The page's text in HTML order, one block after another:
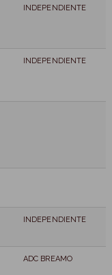
INDEPENDIENTE
INDEPENDIENTE
INDEPENDIENTE
ADC BREAMO